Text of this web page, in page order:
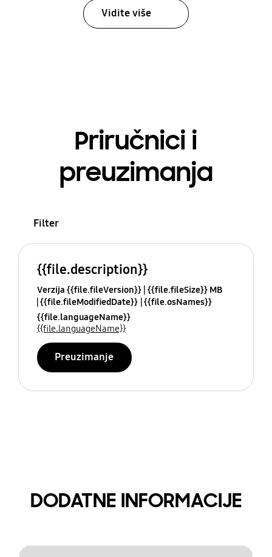
Vidite više
Priručnici i
preuzimanja
Filter
{{file.description}}
Verzija {{file.fileVersion}} {{file.fileSize}} MB
{{file.fileModifiedDate}} {{file.osNames}}
{{file.languageName}}
{{file.languageName}}
Preuzimanje
DODATNE INFORMACIJE